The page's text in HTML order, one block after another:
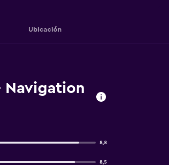
Ubicación
Navigation
8,8
8,5